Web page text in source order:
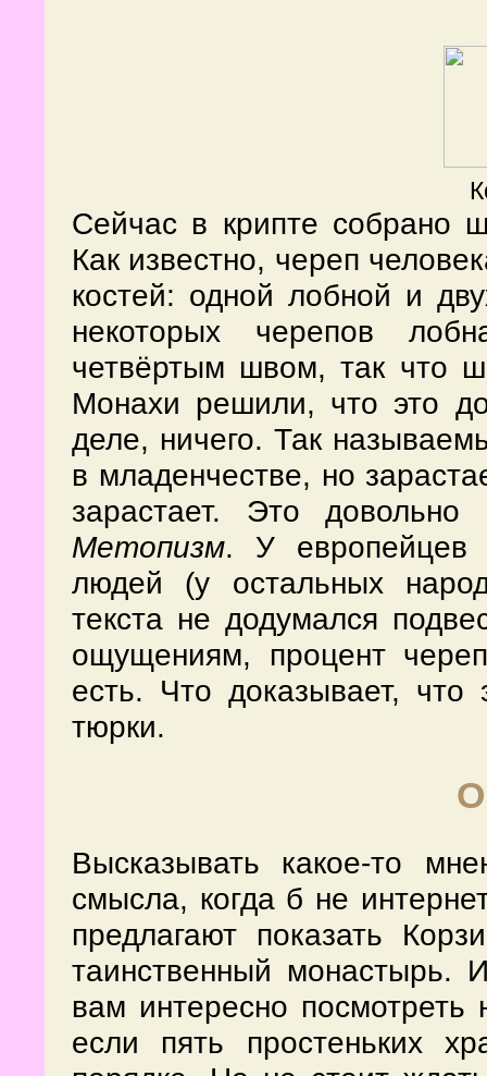
Сейчас в крипте собрано
Как известно, череп
костей: одной лобной и
некоторых черепов
четвёртым швом, так что
Монахи решили, что это
деле, ничего. Так
в младенчестве, но
зарастает. Это довольно
Метопизм. У европейцев
людей (у остальных
текста не додумался
ощущениям, процент
есть. Что доказывает,
тюрки.
Высказывать какое-то
смысла, когда б не
предлагают показать
таинственный
вам интересно посмотреть
если пять простеньких